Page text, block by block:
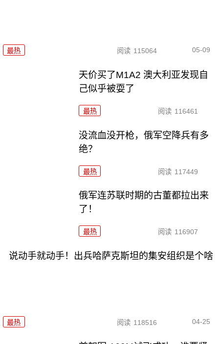
最热 阅读 115064 05-09
天价买了M1A2 澳大利亚发现自
己似乎被耍了
最热 阅读 116461
没流血没开枪，俄军空降兵有多
绝？
最热 阅读 117449
俄军连苏联时期的古董都拉出来
了！
最热 阅读 116907
说动手就动手！出兵哈萨克斯坦的集安组织是个啥
最热 阅读 118516 04-25